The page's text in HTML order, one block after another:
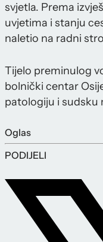
svjetla. Prema
uvjetima i stanju
naletio na radni
Tijelo preminulog
bolnički centar
patologiju i sudsku
Oglas
PODIJELI